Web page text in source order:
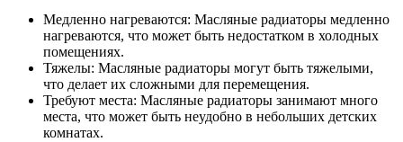
Медленно нагреваются: Масляные радиаторы медленно
нагреваются, что может быть недостатком в холодных
помещениях.
Тяжелы: Масляные радиаторы могут быть тяжелыми,
что делает их сложными для перемещения.
Требуют места: Масляные радиаторы занимают много
места, что может быть неудобно в небольших детских
комнатах.